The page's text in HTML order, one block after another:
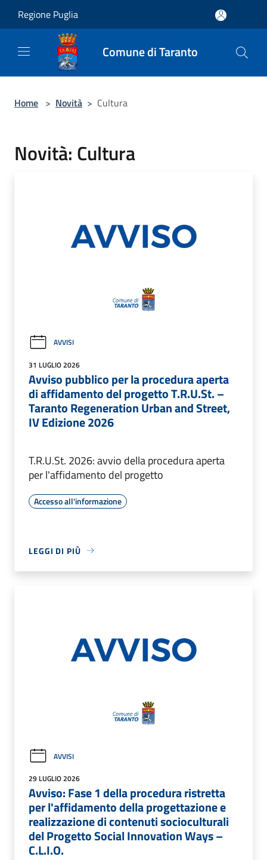
Regione Puglia
Comune di Taranto
Home > Novità > Cultura
Novità: Cultura
AVVISI
31 LUGLIO 2026
Avviso pubblico per la procedura aperta
di affidamento del progetto T.R.U.St. –
Taranto Regeneration Urban and Street,
IV Edizione 2026
T.R.U.St. 2026: avvio della procedura aperta
per l'affidamento del progetto
Accesso all'informazione
LEGGI DI PIÙ
AVVISI
29 LUGLIO 2026
Avviso: Fase 1 della procedura ristretta
per l'affidamento della progettazione e
realizzazione di contenuti socioculturali
del Progetto Social Innovation Ways –
C.L.I.O.